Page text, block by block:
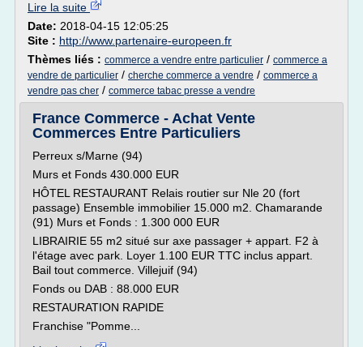
Lire la suite
Date: 2018-04-15 12:05:25
Site : http://www.partenaire-europeen.fr
Thèmes liés : commerce a vendre entre particulier / commerce a
vendre de particulier / cherche commerce a vendre / commerce a
vendre pas cher / commerce tabac presse a vendre
France Commerce - Achat Vente
Commerces Entre Particuliers
Perreux s/Marne (94)
Murs et Fonds 430.000 EUR
HÔTEL RESTAURANT Relais routier sur Nle 20 (fort
passage) Ensemble immobilier 15.000 m2. Chamarande
(91) Murs et Fonds : 1.300 000 EUR
LIBRAIRIE 55 m2 situé sur axe passager + appart. F2 à
l'étage avec park. Loyer 1.100 EUR TTC inclus appart.
Bail tout commerce. Villejuif (94)
Fonds ou DAB : 88.000 EUR
RESTAURATION RAPIDE
Franchise "Pomme...